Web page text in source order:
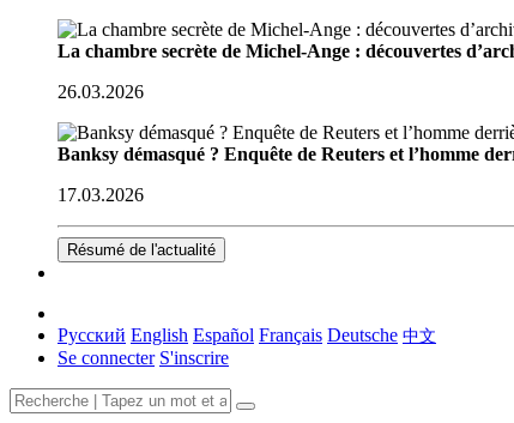
La chambre secrète de Michel-Ange : découvertes
26.03.2026
Banksy démasqué ? Enquête de Reuters et l’homme
17.03.2026
Résumé de l'actualité
Русский English Español Français Deutsche 中文
Se connecter S'inscrire